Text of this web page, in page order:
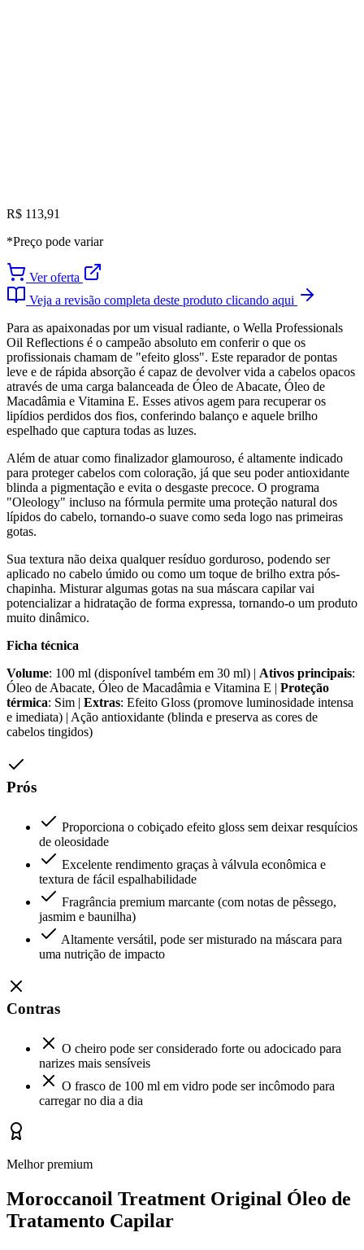
R$ 113,91
*Preço pode variar
Ver oferta
Veja a revisão completa deste produto clicando aqui
Para as apaixonadas por um visual radiante, o Wella Professionals
Oil Reflections é o campeão absoluto em conferir o que os
profissionais chamam de "efeito gloss". Este reparador de pontas
leve e de rápida absorção é capaz de devolver vida a cabelos opacos
através de uma carga balanceada de Óleo de Abacate, Óleo de
Macadâmia e Vitamina E. Esses ativos agem para recuperar os
lipídios perdidos dos fios, conferindo balanço e aquele brilho
espelhado que captura todas as luzes.
Além de atuar como finalizador glamouroso, é altamente indicado
para proteger cabelos com coloração, já que seu poder antioxidante
blinda a pigmentação e evita o desgaste precoce. O programa
"Oleology" incluso na fórmula permite uma proteção natural dos
lípidos do cabelo, tornando-o suave como seda logo nas primeiras
gotas.
Sua textura não deixa qualquer resíduo gorduroso, podendo ser
aplicado no cabelo úmido ou como um toque de brilho extra pós-
chapinha. Misturar algumas gotas na sua máscara capilar vai
potencializar a hidratação de forma expressa, tornando-o um produto
muito dinâmico.
Ficha técnica
Volume: 100 ml (disponível também em 30 ml) | Ativos principais:
Óleo de Abacate, Óleo de Macadâmia e Vitamina E | Proteção
térmica: Sim | Extras: Efeito Gloss (promove luminosidade intensa
e imediata) | Ação antioxidante (blinda e preserva as cores de
cabelos tingidos)
Prós
Proporciona o cobiçado efeito gloss sem deixar resquícios
de oleosidade
Excelente rendimento graças à válvula econômica e
textura de fácil espalhabilidade
Fragrância premium marcante (com notas de pêssego,
jasmim e baunilha)
Altamente versátil, pode ser misturado na máscara para
uma nutrição de impacto
Contras
O cheiro pode ser considerado forte ou adocicado para
narizes mais sensíveis
O frasco de 100 ml em vidro pode ser incômodo para
carregar no dia a dia
Melhor premium
Moroccanoil Treatment Original Óleo de
Tratamento Capilar